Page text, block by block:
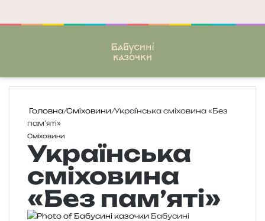
Головна/Сміховини/Українська сміховина «Без
пам’яті»
Сміховини
Українська
сміховина
«Без пам’яті»
Бабусині